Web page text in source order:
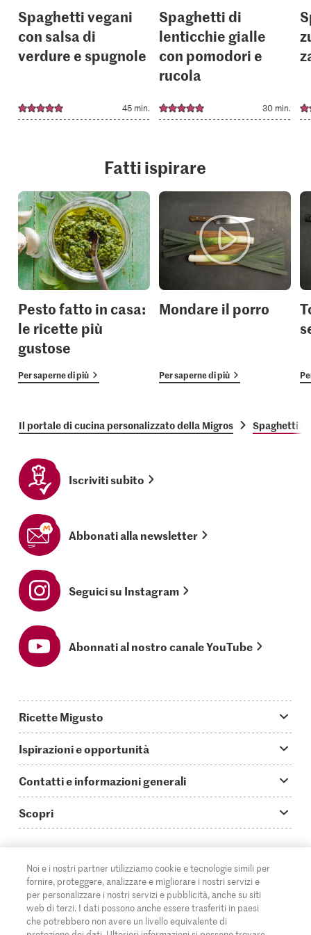
Spaghetti vegani
con salsa di
verdure e spugnole
45 min.
Spaghetti di
lenticchie gialle
con pomodori e
rucola
30 min.
Fatti ispirare
Pesto fatto in casa:
le ricette più
gustose
Per saperne di più
Mondare il porro
Per saperne di più
Il portale di cucina personalizzato della Migros Spaghetti
Iscriviti subito
Abbonati alla newsletter
Seguici su Instagram
Abonnati al nostro canale YouTube
Ricette Migusto
Oggi cucino
Piatti principali
Ricette semplici & veloci
Ricette al forno
Ricette per famiglie & bambini
Ispirazioni e opportunità
Storie
Video How to
Login Migusto
Rivista Migusto
Contatti e informazioni generali
Guida alle abbreviazioni
Contatti
Pubblicità
Impressum
Scopri
Migros Online
A proposito della Migros
Filiali
Noi e i nostri partner utilizziamo cookie e tecnologie simili per
fornire, proteggere, analizzare e migliorare i nostri servizi e
per personalizzare i nostri servizi e pubblicità, anche su siti
web di terzi. I dati possono anche essere trasferiti in paesi
che potrebbero non avere un livello equivalente di